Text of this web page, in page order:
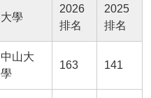
大學
2026
排名
2025
排名
中山大
學
163 141